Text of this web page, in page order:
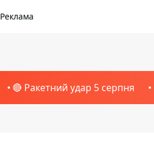
Реклама
🔴 Ракетний удар 5 серпня